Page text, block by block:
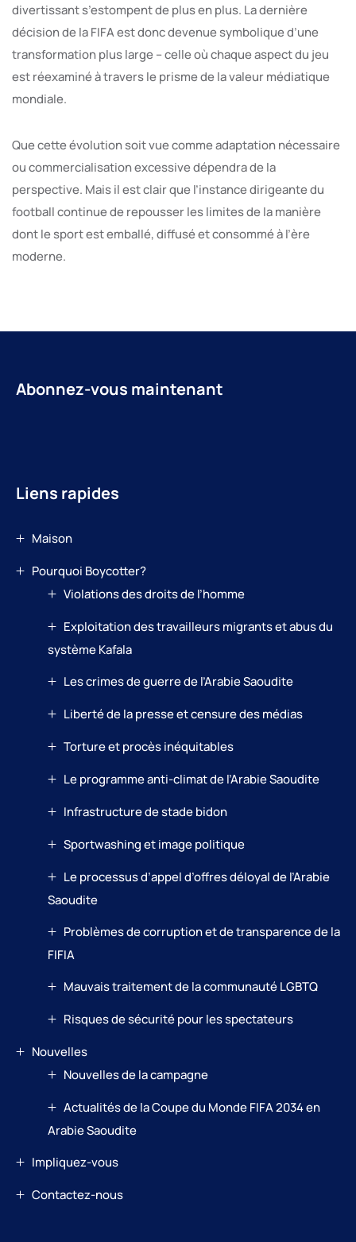
divertissant s’estompent de plus en plus. La dernière
décision de la FIFA est donc devenue symbolique d’une
transformation plus large – celle où chaque aspect du jeu
est réexaminé à travers le prisme de la valeur médiatique
mondiale.
Que cette évolution soit vue comme adaptation nécessaire
ou commercialisation excessive dépendra de la
perspective. Mais il est clair que l’instance dirigeante du
football continue de repousser les limites de la manière
dont le sport est emballé, diffusé et consommé à l’ère
moderne.
Abonnez-vous maintenant
Liens rapides
Maison
Pourquoi Boycotter?
Violations des droits de l’homme
Exploitation des travailleurs migrants et abus du
système Kafala
Les crimes de guerre de l’Arabie Saoudite
Liberté de la presse et censure des médias
Torture et procès inéquitables
Le programme anti-climat de l’Arabie Saoudite
Infrastructure de stade bidon
Sportwashing et image politique
Le processus d’appel d’offres déloyal de l’Arabie
Saoudite
Problèmes de corruption et de transparence de la
FIFIA
Mauvais traitement de la communauté LGBTQ
Risques de sécurité pour les spectateurs
Nouvelles
Nouvelles de la campagne
Actualités de la Coupe du Monde FIFA 2034 en
Arabie Saoudite
Impliquez-vous
Contactez-nous